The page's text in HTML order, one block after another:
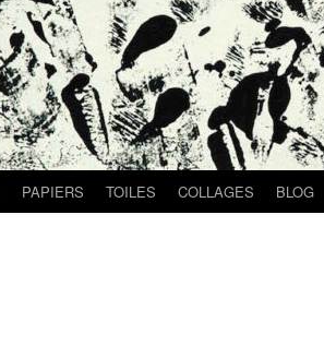
PAPIERS TOILES COLLAGES BLOG